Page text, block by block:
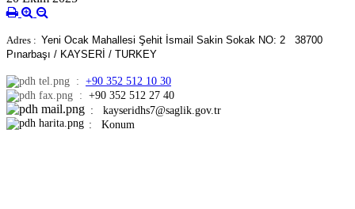
Adres : Yeni Ocak Mahallesi Şehit İsmail Sakin Sokak NO: 2 38700
Pınarbaşı / KAYSERİ / TURKEY
: +90 352 512 10 30
: +90 352 512 27 40
:
kayseridhs7@saglik.gov.tr
: Konum